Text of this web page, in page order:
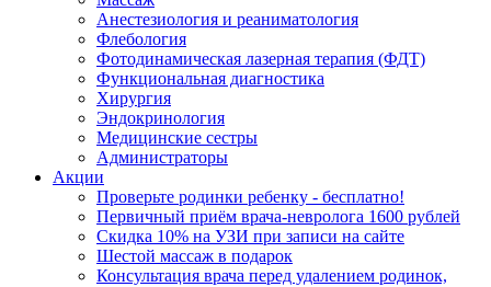
Анестезиология и реаниматология
Флебология
Фотодинамическая лазерная терапия (ФДТ)
Функциональная диагностика
Хирургия
Эндокринология
Медицинские сестры
Администраторы
Акции
Проверьте родинки ребенку - бесплатно!
Первичный приём врача-невролога 1600 рублей
Скидка 10% на УЗИ при записи на сайте
Шестой массаж в подарок
Консультация врача перед удалением родинок,